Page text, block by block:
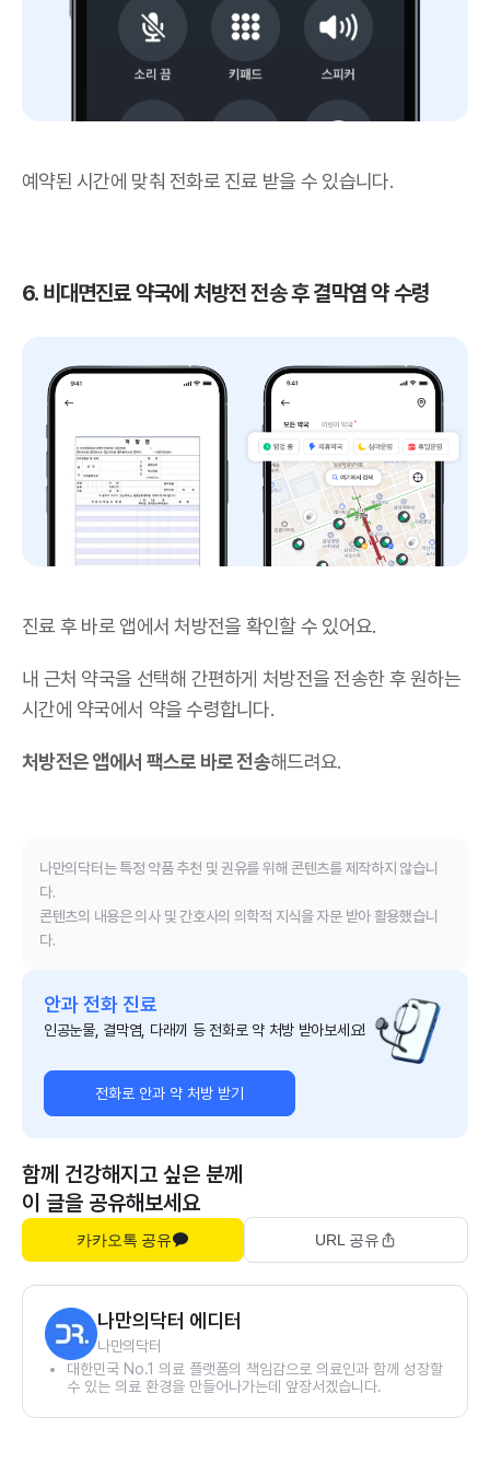
예약된 시간에 맞춰 전화로 진료 받을 수 있습니다.
6. 비대면진료 약국에 처방전 전송 후 결막염 약 수령
진료 후 바로 앱에서 처방전을 확인할 수 있어요.
내 근처 약국을 선택해 간편하게 처방전을 전송한 후 원하는
시간에 약국에서 약을 수령합니다.
처방전은 앱에서 팩스로 바로 전송해드려요.
나만의닥터는 특정 약품 추천 및 권유를 위해 콘텐츠를 제작하지 않습니
다.
콘텐츠의 내용은 의사 및 간호사의 의학적 지식을 자문 받아 활용했습니
다.
안과 전화 진료
인공눈물, 결막염, 다래끼 등 전화로 약 처방 받아보세요!
전화로 안과 약 처방 받기
함께 건강해지고 싶은 분께
이 글을 공유해보세요
카카오톡 공유 URL 공유
나만의닥터 에디터
나만의닥터
대한민국 No.1 의료 플랫폼의 책임감으로 의료인과 함께 성장할
수 있는 의료 환경을 만들어나가는데 앞장서겠습니다.